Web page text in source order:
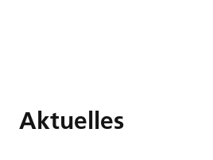
Aktuelles